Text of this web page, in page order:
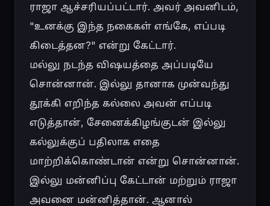
ராஜா ஆச்சரியப்பட்டார். அவர் அவனிடம்,
"உனக்கு இந்த நகைகள் எங்கே, எப்படி
கிடைத்தன?" என்று கேட்டார்.
மல்லு நடந்த விஷயத்தை அப்படியே
சொன்னான். இல்லு தானாக முன்வந்து
தூக்கி எறிந்த கல்லை அவன் எப்படி
எடுத்தான், சேனைக்கிழங்குடன் இல்லு
கல்லுக்குப் பதிலாக எதை
மாற்றிக்கொண்டான் என்று சொன்னான்.
இல்லு மன்னிப்பு கேட்டான் மற்றும் ராஜா
அவனை மன்னித்தான். ஆனால்